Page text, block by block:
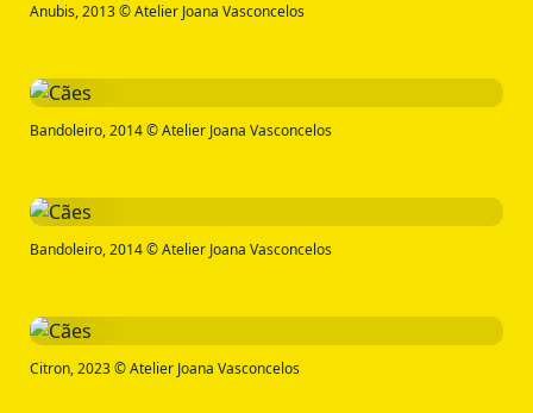
Anubis, 2013 © Atelier Joana Vasconcelos
Bandoleiro, 2014 © Atelier Joana Vasconcelos
Bandoleiro, 2014 © Atelier Joana Vasconcelos
Citron, 2023 © Atelier Joana Vasconcelos